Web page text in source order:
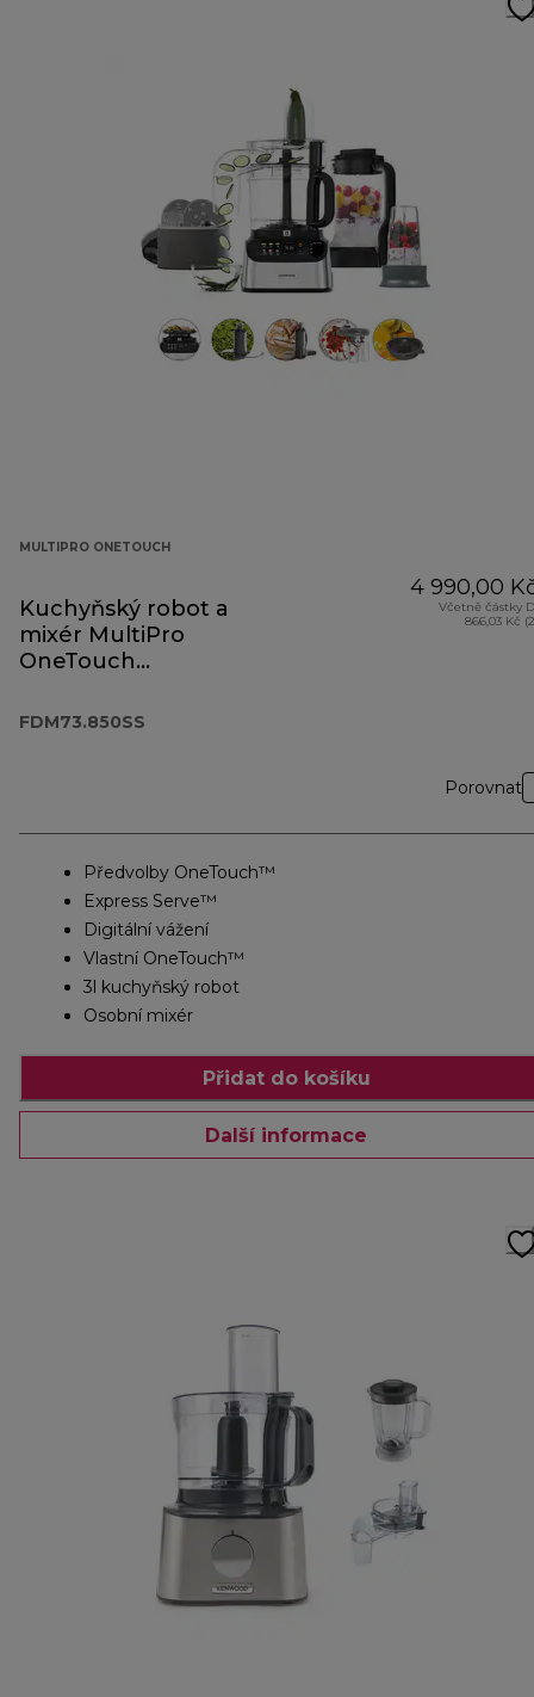
MULTIPRO ONETOUCH
Kuchyňský robot a
mixér MultiPro
OneTouch
FDM73.850SS
4 990,00
Včetně částky
866,03 Kč
Porovnat
Předvolby OneTouch™
Express Serve™
Digitální vážení
Vlastní OneTouch™
3l kuchyňský robot
Osobní mixér
Přidat do košíku
Další informace